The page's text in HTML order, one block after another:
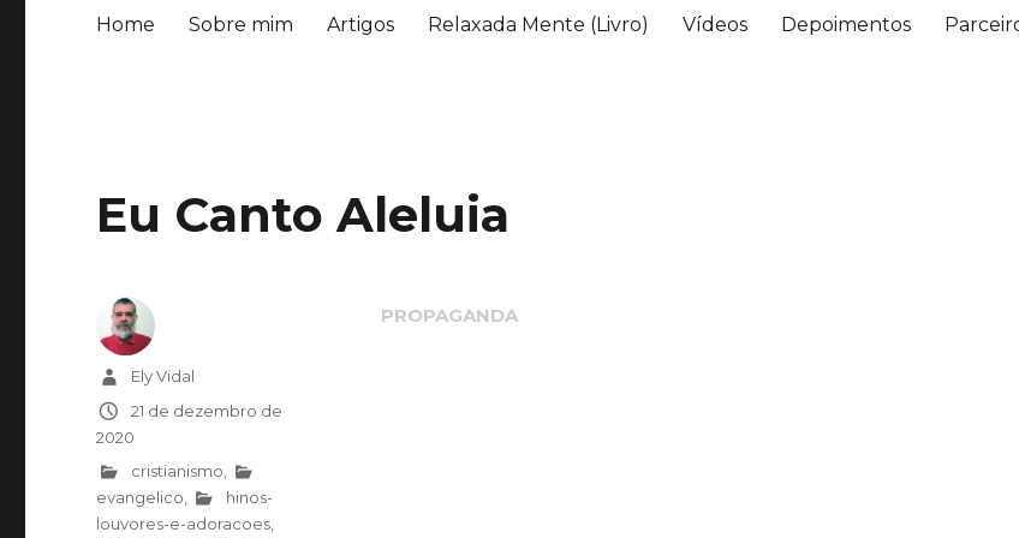
Home Sobre mim Artigos Relaxada Mente (Livro) Vídeos Depoimentos
Eu Canto Aleluia
AutorEly Vidal
Publicado
em
21 de dezembro de
2020
Categorias
cristianismo
evangelico
hinos-
louvores-e-adoracoes